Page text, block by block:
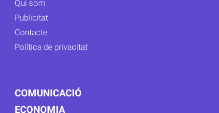
Qui som
Publicitat
Contacte
Política de privacitat
COMUNICACIÓ
ECONOMIA